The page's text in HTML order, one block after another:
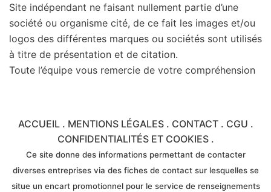
Site indépendant ne faisant nullement partie d’une
société ou organisme cité, de ce fait les images et/ou
logos des différentes marques ou sociétés sont utilisés
à titre de présentation et de citation.
Toute l’équipe vous remercie de votre compréhension
ACCUEIL. MENTIONS LÉGALES. CONTACT. CGU .
CONFIDENTIALITÉS ET COOKIES.
Ce site donne des informations permettant de contacter
diverses entreprises via des fiches de contact sur lesquelles se
situe un encart promotionnel pour le service de renseignements